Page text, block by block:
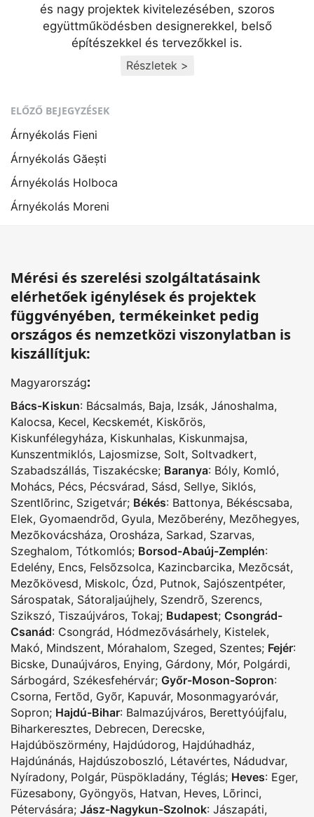
és nagy projektek kivitelezésében, szoros
együttműködésben designerekkel, belső
építészekkel és tervezőkkel is.
Részletek >
ELŐZŐ BEJEGYZÉSEK
Árnyékolás Fieni
Árnyékolás Găești
Árnyékolás Holboca
Árnyékolás Moreni
Mérési és szerelési szolgáltatásaink
elérhetőek igénylések és projektek
függvényében, termékeinket pedig
országos és nemzetközi viszonylatban is
kiszállítjuk:
Magyarország:
Bács-Kiskun: Bácsalmás, Baja, Izsák, Jánoshalma,
Kalocsa, Kecel, Kecskemét, Kiskõrös,
Kiskunfélegyháza, Kiskunhalas, Kiskunmajsa,
Kunszentmiklós, Lajosmizse, Solt, Soltvadkert,
Szabadszállás, Tiszakécske; Baranya: Bóly, Komló,
Mohács, Pécs, Pécsvárad, Sásd, Sellye, Siklós,
Szentlõrinc, Szigetvár; Békés: Battonya, Békéscsaba,
Elek, Gyomaendrõd, Gyula, Mezõberény, Mezõhegyes,
Mezõkovácsháza, Orosháza, Sarkad, Szarvas,
Szeghalom, Tótkomlós; Borsod-Abaúj-Zemplén:
Edelény, Encs, Felsõzsolca, Kazincbarcika, Mezõcsát,
Mezõkövesd, Miskolc, Ózd, Putnok, Sajószentpéter,
Sárospatak, Sátoraljaújhely, Szendrõ, Szerencs,
Szikszó, Tiszaújváros, Tokaj; Budapest; Csongrád-
Csanád: Csongrád, Hódmezõvásárhely, Kistelek,
Makó, Mindszent, Mórahalom, Szeged, Szentes; Fejér:
Bicske, Dunaújváros, Enying, Gárdony, Mór, Polgárdi,
Sárbogárd, Székesfehérvár; Győr-Moson-Sopron:
Csorna, Fertõd, Gyõr, Kapuvár, Mosonmagyaróvár,
Sopron; Hajdú-Bihar: Balmazújváros, Berettyóújfalu,
Biharkeresztes, Debrecen, Derecske,
Hajdúböszörmény, Hajdúdorog, Hajdúhadház,
Hajdúnánás, Hajdúszoboszló, Létavértes, Nádudvar,
Nyíradony, Polgár, Püspökladány, Téglás; Heves: Eger,
Füzesabony, Gyöngyös, Hatvan, Heves, Lõrinci,
Pétervására; Jász-Nagykun-Szolnok: Jászapáti,